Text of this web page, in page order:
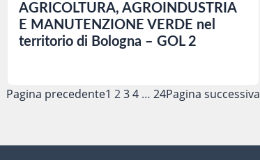
AGRICOLTURA, AGROINDUSTRIA
E MANUTENZIONE VERDE nel
territorio di Bologna – GOL 2
Pagina precedente1 234 … 24Pagina successiva